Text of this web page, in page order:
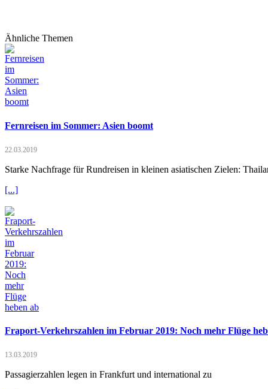
Ähnliche Themen
Fernreisen im Sommer: Asien boomt
22.03.2019
Starke Nachfrage für Rundreisen in kleinen asiatischen Zielen:
[...]
Fraport-Verkehrszahlen im Februar 2019: Noch mehr Flüge
13.03.2019
Passagierzahlen legen in Frankfurt und international zu